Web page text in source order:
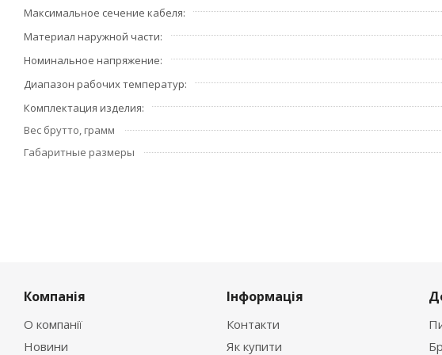
Максимальное сечение кабеля
Материал наружной части
Номинальное напряжение
Диапазон рабочих температур
Комплектация изделия
Вес брутто, грамм
Габаритные размеры
Компанія
О компанії
Новини
Інформація
Контакти
Як купити